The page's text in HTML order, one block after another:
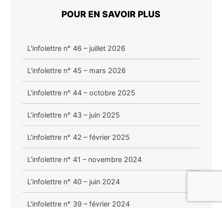
POUR EN SAVOIR PLUS
L'infolettre n° 46 – juillet 2026
L'infolettre n° 45 – mars 2026
L'infolettre n° 44 – octobre 2025
L’infolettre n° 43 – juin 2025
L’infolettre n° 42 – février 2025
L’infolettre n° 41 – novembre 2024
L’infolettre n° 40 – juin 2024
L'infolettre n° 39 – février 2024